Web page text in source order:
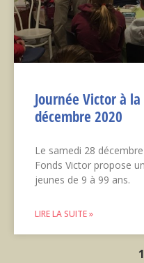
Journée Victor à
décembre 2020
Le samedi 28
Fonds Victor propose
jeunes de 9 à 99 ans.
LIRE LA SUITE »
1